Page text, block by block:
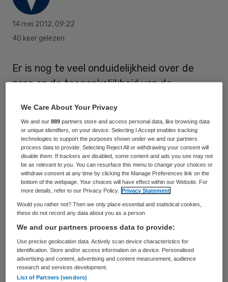
14 mei 2012, 09:22
40 keer gelezen
Er is nog te veel onduidelijkheid over de
zorg en de toegankelijkheid van de
opvanglocaties voor asielzoekers. Dat blijkt
uit een vervolgonderzoek van de Inspectie
voor de Gezondheidszorg (IGZ). Vanuit het
Centraal Orgaan opvang asielzoekers (COA)
moet dit verbeterd worden.
Over de hele linie is de toegankelijkheid van
de huisartsenzorg voor asielzoekers en het
bereik van de publieke gezondheidszorg
verder verbeterd. Organisaties die
betrokken zijn bij de zorg voor asielzoekers
leven de normen van het nieuwe zorgmodel
We Care About Your Privacy
We and our889 partners store and access personal data, like browsing data
or unique identifiers, on your device. Selecting I Accept enables tracking
technologies to support the purposes shown under we and our partners
process data to provide. Selecting Reject All or withdrawing your consent will
disable them. If trackers are disabled, some content and ads you see may not
be as relevant to you. You can resurface this menu to change your choices or
withdraw consent at any time by clicking the Manage Preferences link on the
bottom of the webpage. Your choices will have effect within our Website. For
more details, refer to our Privacy Policy.
Privacy Statement
Would you rather not? Then we only place essential and statistical cookies,
these do not record any data about you as a person
We and our partners process data to provide:
Use precise geolocation data. Actively scan device characteristics for
identification. Store and/or access information on a device. Personalised
advertising and content, advertising and content measurement, audience
research and services development.
List of Partners (vendors)